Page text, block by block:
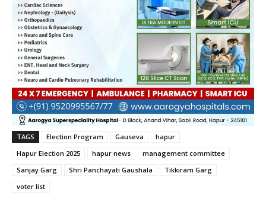
TAGS Election Program Gauseva
hapur
Hapur Election 2025
hapur news
management committee
Sanjay Garg
Shri Panchayati Gaushala
Tikkiram Garg
voter list